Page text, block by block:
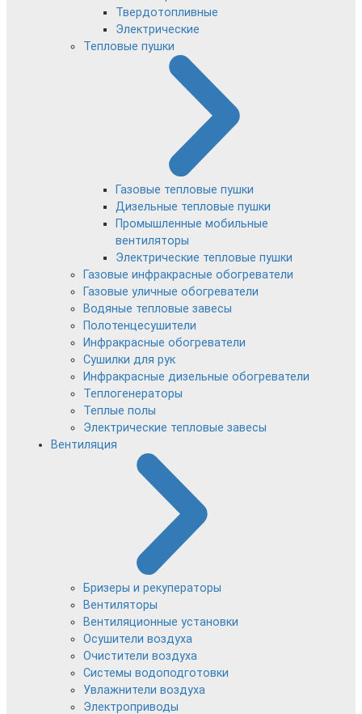
Твердотопливные
Электрические
Тепловые пушки
Газовые тепловые пушки
Дизельные тепловые пушки
Промышленные мобильные
вентиляторы
Электрические тепловые пушки
Газовые инфракрасные обогреватели
Газовые уличные обогреватели
Водяные тепловые завесы
Полотенцесушители
Инфракрасные обогреватели
Сушилки для рук
Инфракрасные дизельные обогреватели
Теплогенераторы
Теплые полы
Электрические тепловые завесы
Вентиляция
Бризеры и рекуператоры
Вентиляторы
Вентиляционные установки
Осушители воздуха
Очистители воздуха
Системы водоподготовки
Увлажнители воздуха
Электроприводы